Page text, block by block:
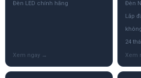
Đèn LED chính hãng
Đèn
Lắp
24